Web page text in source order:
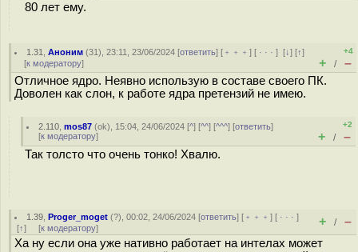
80 лет ему.
1.31 ,Аноним (31), 23:11, 23/06/2024 [ответить] [ ﹢﹢﹢] [ · · ·][↓] [↑]
[к модератору]
+4
+ / –
Отличное ядро. Неявно использую в составе своего ПК.
Доволен как слон, к работе ядра претензий не имею.
2.110 ,mos87 (ok), 15:04, 24/06/2024 [^] [^^] [^^^] [ответить]
[к модератору]
+2
+ / –
Так толсто что очень тонко! Хвалю.
1.39 ,Proger_moget (?), 00:02, 24/06/2024 [ответить] [ ﹢﹢﹢] [ · · ·]
[↑] [к модератору] + / –
Ха ну если она уже нативно работает на интелах может